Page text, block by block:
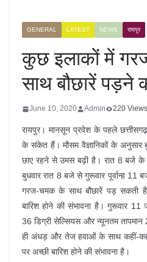
GENERAL LATEST NEWS रायपुर
कुछ इलाकों में
साथ बौछारें पड़ने
June 10, 2020 Admin 220 Views
रायपुर। मानसून प्रवेश के पहले
के संकेत हैं। मौसम वैज्ञानिकों के अनुसार
छाए रहने से उमस बढ़ी है। रात 8 बजे के
बुधवार रात 8 बजे से गुरूवार पूर्वान्ह
गरज-चमक के साथ बौछारें पड़ सकती
बारिश होने की संभावना है। गुरूवार
36 डिग्री सेल्सियस और न्यूनतम तापमान
ही अंधड़ और तेज हवाओं के साथ कहीं-
पर अच्छी बारिश होने की संभावना है।